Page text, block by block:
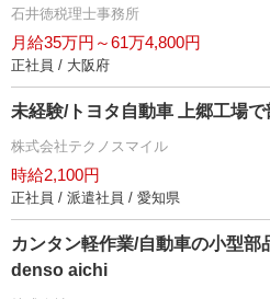
石井徳税理士事務所
月給35万円～61万4,800円
正社員 / 大阪府
未経験/トヨタ自動車 上郷工場
株式会社テクノスマイル
時給2,100円
正社員 / 派遣社員 / 愛知県
カンタン軽作業/自動車の小型部
denso aichi